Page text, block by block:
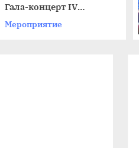
Гала-концерт IV
краевого фестиваля
Мероприятие